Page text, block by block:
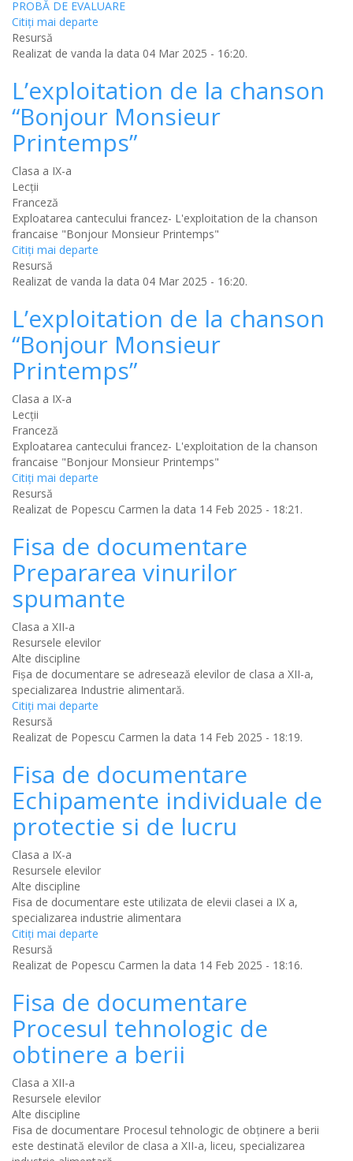
PROBĂ DE EVALUARE
Citiţi mai departe
Resursă
Realizat de vanda la data 04 Mar 2025 - 16:20.
L’exploitation de la chanson
“Bonjour Monsieur
Printemps”
Clasa a IX-a
Lecții
Franceză
Exploatarea cantecului francez- L'exploitation de la chanson
francaise "Bonjour Monsieur Printemps"
Citiţi mai departe
Resursă
Realizat de vanda la data 04 Mar 2025 - 16:20.
L’exploitation de la chanson
“Bonjour Monsieur
Printemps”
Clasa a IX-a
Lecții
Franceză
Exploatarea cantecului francez- L'exploitation de la chanson
francaise "Bonjour Monsieur Printemps"
Citiţi mai departe
Resursă
Realizat de Popescu Carmen la data 14 Feb 2025 - 18:21.
Fisa de documentare
Prepararea vinurilor
spumante
Clasa a XII-a
Resursele elevilor
Alte discipline
Fișa de documentare se adresează elevilor de clasa a XII-a,
specializarea Industrie alimentară.
Citiţi mai departe
Resursă
Realizat de Popescu Carmen la data 14 Feb 2025 - 18:19.
Fisa de documentare
Echipamente individuale de
protectie si de lucru
Clasa a IX-a
Resursele elevilor
Alte discipline
Fisa de documentare este utilizata de elevii clasei a IX a,
specializarea industrie alimentara
Citiţi mai departe
Resursă
Realizat de Popescu Carmen la data 14 Feb 2025 - 18:16.
Fisa de documentare
Procesul tehnologic de
obtinere a berii
Clasa a XII-a
Resursele elevilor
Alte discipline
Fisa de documentare Procesul tehnologic de obținere a berii
este destinată elevilor de clasa a XII-a, liceu, specializarea